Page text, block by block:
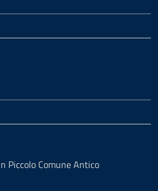
Piccolo Comune Antico